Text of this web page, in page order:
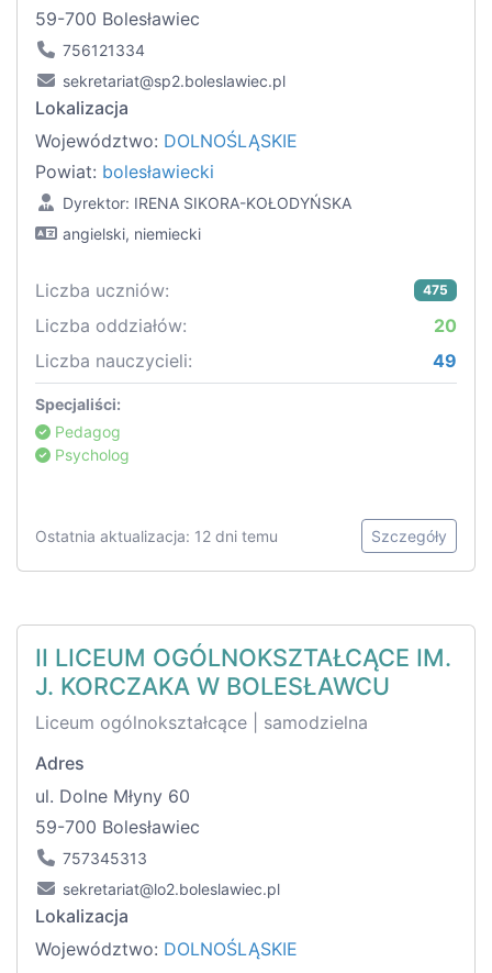
59-700 Bolesławiec
756121334
sekretariat@sp2.boleslawiec.pl
Lokalizacja
Województwo: DOLNOŚLĄSKIE
Powiat: bolesławiecki
Dyrektor: IRENA SIKORA-KOŁODYŃSKA
angielski, niemiecki
Liczba uczniów: 475
Liczba oddziałów:
20
Liczba nauczycieli:
49
Specjaliści:
Pedagog
Psycholog
Ostatnia aktualizacja: 12 dni temu Szczegóły
II LICEUM OGÓLNOKSZTAŁCĄCE IM.
J. KORCZAKA W BOLESŁAWCU
Liceum ogólnokształcące | samodzielna
Adres
ul. Dolne Młyny 60
59-700 Bolesławiec
757345313
sekretariat@lo2.boleslawiec.pl
Lokalizacja
Województwo: DOLNOŚLĄSKIE